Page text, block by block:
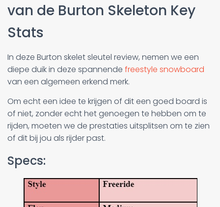
van de Burton Skeleton Key
Stats
In deze Burton skelet sleutel review, nemen we een
diepe duik in deze spannende freestyle snowboard
van een algemeen erkend merk.
Om echt een idee te krijgen of dit een goed board is
of niet, zonder echt het genoegen te hebben om te
rijden, moeten we de prestaties uitsplitsen om te zien
of dit bij jou als rijder past.
Specs: